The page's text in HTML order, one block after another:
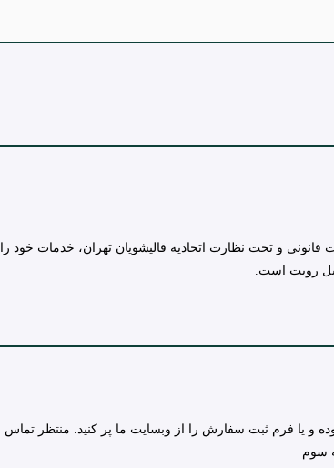
و تحت نظارت اتحادیه قالیشویان تهران، خدمات خود
رویت است.
و یا فرم ثبت سفارش را از وبسایت ما پر کنید. منتظر